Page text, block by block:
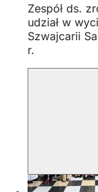
Zespół ds.
udział w
Szwajcarii
r.